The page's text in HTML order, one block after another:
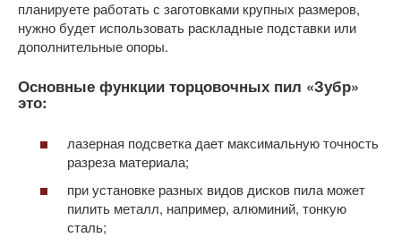
планируете работать с заготовками крупных размеров,
нужно будет использовать раскладные подставки или
дополнительные опоры.
Основные функции торцовочных пил «Зубр»
это:
лазерная подсветка дает максимальную точность
разреза материала;
при установке разных видов дисков пила может
пилить металл, например, алюминий, тонкую
сталь;